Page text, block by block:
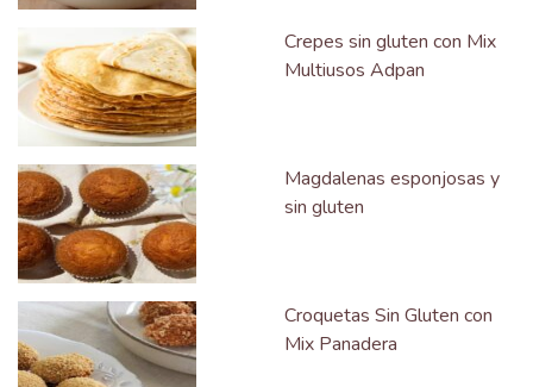
Crepes sin gluten con Mix
Multiusos Adpan
Magdalenas esponjosas y
sin gluten
Croquetas Sin Gluten con
Mix Panadera